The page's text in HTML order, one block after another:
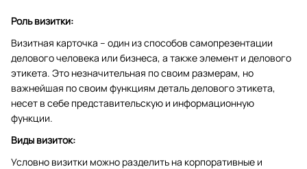
Роль визитки:
Визитная карточка – один из способов самопрезентации
делового человека или бизнеса, а также элемент и делового
этикета. Это незначительная по своим размерам, но
важнейшая по своим функциям деталь делового этикета,
несет в себе представительскую и информационную
функции.
Виды визиток:
Условно визитки можно разделить на корпоративные и